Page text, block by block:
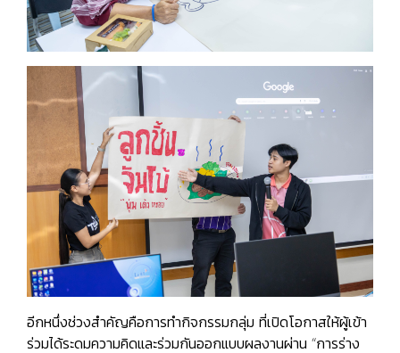
อีกหนึ่งช่วงสำคัญคือการทำกิจกรรมกลุ่ม ที่เปิดโอกาสให้ผู้เข้า
ร่วมได้ระดมความคิดและร่วมกันออกแบบผลงานผ่าน “การร่าง